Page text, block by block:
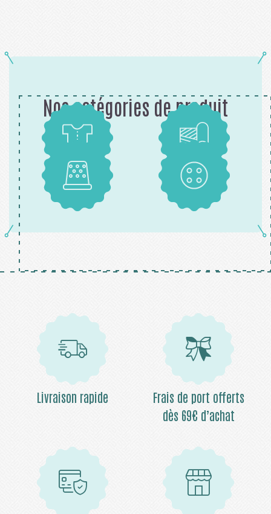
Nos catégories de produit
Patrons Tissus
Mercerie Boutons
Livraison rapide
Frais de port offerts
dès 69€ d’achat